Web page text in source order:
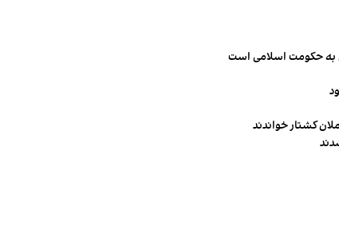
به حکومت اسلامی است
کشتار خواندند